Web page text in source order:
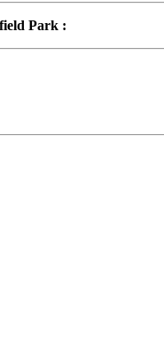
Park :